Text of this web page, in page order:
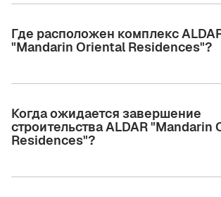
Где расположен комплекс
"Mandarin Oriental Residences"?
Когда ожидается завершение
строительства ALDAR "Mandarin
Residences"?